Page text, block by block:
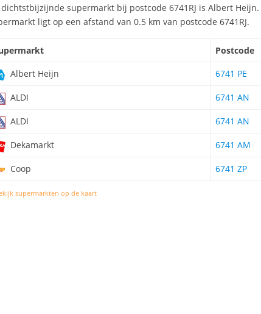
dichtstbijzijnde supermarkt bij postcode 6741RJ is Albert Heijn.
ligt op een afstand van 0.5 km van postcode 6741RJ.
Postcode
Albert Heijn
6741 PE
ALDI 6741 AN
ALDI 6741 AN
Dekamarkt 6741 AM
Coop 6741 ZP
supermarkten op de kaart